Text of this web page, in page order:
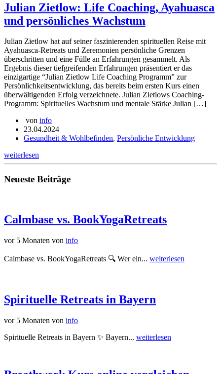
Julian Zietlow: Life Coaching, Ayahuasca
und persönliches Wachstum
Julian Zietlow hat auf seiner faszinierenden spirituellen Reise mit
Ayahuasca-Retreats und Zeremonien persönliche Grenzen
überschritten und eine Fülle an Erfahrungen gesammelt. Als
Ergebnis dieser tiefgreifenden Erfahrungen präsentiert er das
einzigartige “Julian Zietlow Life Coaching Programm” zur
Persönlichkeitsentwicklung, das bereits beim ersten Kurs einen
überwältigenden Erfolg verzeichnete. Julian Zietlows Coaching-
Programm: Spirituelles Wachstum und mentale Stärke Julian […]
von info
23.04.2024
Gesundheit & Wohlbefinden, Persönliche Entwicklung
weiterlesen
Neueste Beiträge
Calmbase vs. BookYogaRetreats
vor 5 Monaten von info
Calmbase vs. BookYogaRetreats 🔍 Wer ein... weiterlesen
Spirituelle Retreats in Bayern
vor 5 Monaten von info
Spirituelle Retreats in Bayern ✨ Bayern... weiterlesen